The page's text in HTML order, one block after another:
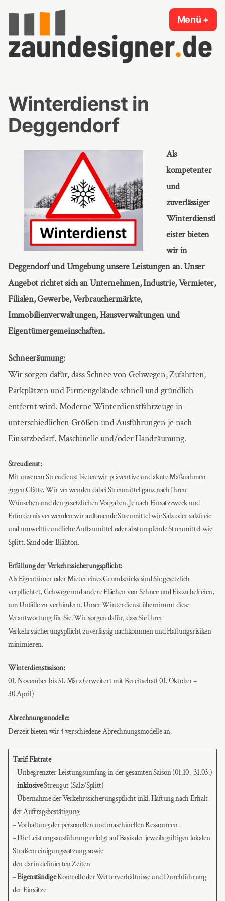
Menü +
Winterdienst in
Deggendorf
Als
kompetenter
und
zuverlässiger
Winterdienstl
eister bieten
wir in
Deggendorf und Umgebung unsere Leistungen an. Unser
Angebot richtet sich an Unternehmen, Industrie, Vermieter,
Filialen, Gewerbe, Verbrauchermärkte,
Immobilienverwaltungen, Hausverwaltungen und
Eigentümergemeinschaften.
Schneeräumung:
Wir sorgen dafür, dass Schnee von Gehwegen, Zufahrten,
Parkplätzen und Firmengelände schnell und gründlich
entfernt wird. Moderne Winterdienstfahrzeuge in
unterschiedlichen Größen und Ausführungen je nach
Einsatzbedarf. Maschinelle und/oder Handräumung.
Streudienst:
Mit unserem Streudienst bieten wir präventive und akute Maßnahmen
gegen Glätte. Wir verwenden dabei Streumittel ganz nach Ihren
Wünschen und den gesetzlichen Vorgaben. Je nach Einsatzzweck und
Erfordernis verwenden wir auftauende Streumittel wie Salz oder salzfreie
und umweltfreundliche Auftaumittel oder abstumpfende Streumittel wie
Splitt, Sand oder Blähton.
Erfüllung der Verkehrssicherungspflicht:
Als Eigentümer oder Mieter eines Grundstücks sind Sie gesetzlich
verpflichtet, Gehwege und andere Flächen von Schnee und Eis zu befreien,
um Unfälle zu verhindern. Unser Winterdienst übernimmt diese
Verantwortung für Sie. Wir sorgen dafür, dass Sie Ihrer
Verkehrssicherungspflicht zuverlässig nachkommen und Haftungsrisiken
minimieren.
Winterdienstsaison:
01. November bis 31. März (erweitert mit Bereitschaft 01. Oktober –
30.April)
Abrechnungsmodelle:
Derzeit bieten wir 4 verschiedene Abrechnungsmodelle an.
Tarif: Flatrate
– Unbegrenzter Leistungsumfang in der gesamten Saison (01.10.-31.03.)
–inklusiveStreugut (Salz/Splitt)
– Übernahme der Verkehrssicherungspflicht inkl. Haftung nach Erhalt
der Auftragsbestätigung
– Vorhaltung der personellen und maschinellen Ressourcen
– Die Leistungsausführung erfolgt auf Basis der jeweils gültigen lokalen
Straßenreinigungssatzung sowie
den darin definierten Zeiten
–EigenständigeKontrolle der Wetterverhältnisse und Durchführung
der Einsätze